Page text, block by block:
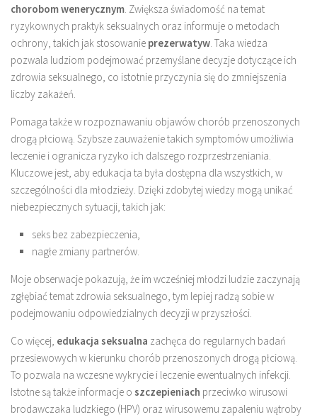
chorobom wenerycznym. Zwiększa świadomość na temat
ryzykownych praktyk seksualnych oraz informuje o metodach
ochrony, takich jak stosowanie prezerwatyw. Taka wiedza
pozwala ludziom podejmować przemyślane decyzje dotyczące ich
zdrowia seksualnego, co istotnie przyczynia się do zmniejszenia
liczby zakażeń.
Pomaga także w rozpoznawaniu objawów chorób przenoszonych
drogą płciową. Szybsze zauważenie takich symptomów umożliwia
leczenie i ogranicza ryzyko ich dalszego rozprzestrzeniania.
Kluczowe jest, aby edukacja ta była dostępna dla wszystkich, w
szczególności dla młodzieży. Dzięki zdobytej wiedzy mogą unikać
niebezpiecznych sytuacji, takich jak:
seks bez zabezpieczenia,
nagłe zmiany partnerów.
Moje obserwacje pokazują, że im wcześniej młodzi ludzie zaczynają
zgłębiać temat zdrowia seksualnego, tym lepiej radzą sobie w
podejmowaniu odpowiedzialnych decyzji w przyszłości.
Co więcej, edukacja seksualna zachęca do regularnych badań
przesiewowych w kierunku chorób przenoszonych drogą płciową.
To pozwala na wczesne wykrycie i leczenie ewentualnych infekcji.
Istotne są także informacje o szczepieniach przeciwko wirusowi
brodawczaka ludzkiego (HPV) oraz wirusowemu zapaleniu wątroby